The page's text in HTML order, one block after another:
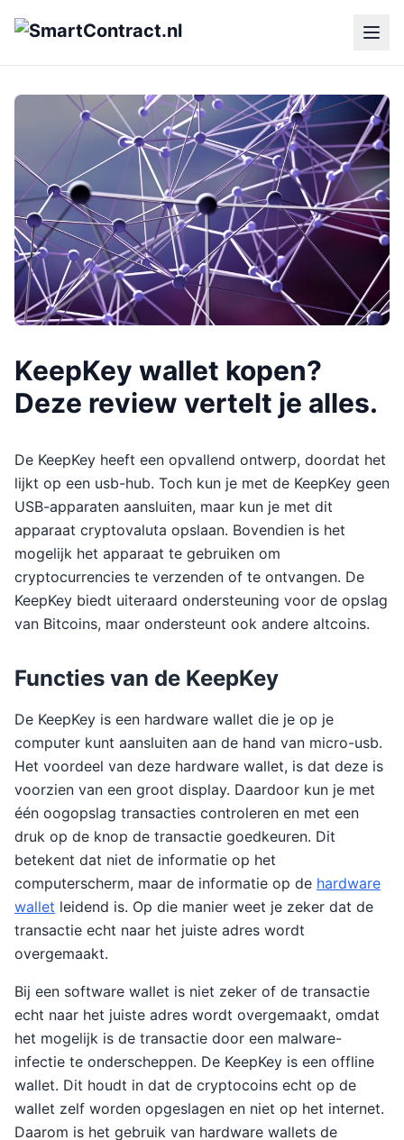
KeepKey wallet kopen?
Deze review vertelt je alles.
De KeepKey heeft een opvallend ontwerp, doordat het
lijkt op een usb-hub. Toch kun je met de KeepKey geen
USB-apparaten aansluiten, maar kun je met dit
apparaat cryptovaluta opslaan. Bovendien is het
mogelijk het apparaat te gebruiken om
cryptocurrencies te verzenden of te ontvangen. De
KeepKey biedt uiteraard ondersteuning voor de opslag
van Bitcoins, maar ondersteunt ook andere altcoins.
Functies van de KeepKey
De KeepKey is een hardware wallet die je op je
computer kunt aansluiten aan de hand van micro-usb.
Het voordeel van deze hardware wallet, is dat deze is
voorzien van een groot display. Daardoor kun je met
één oogopslag transacties controleren en met een
druk op de knop de transactie goedkeuren. Dit
betekent dat niet de informatie op het
computerscherm, maar de informatie op de hardware
wallet leidend is. Op die manier weet je zeker dat de
transactie echt naar het juiste adres wordt
overgemaakt.
Bij een software wallet is niet zeker of de transactie
echt naar het juiste adres wordt overgemaakt, omdat
het mogelijk is de transactie door een malware-
infectie te onderscheppen. De KeepKey is een offline
wallet. Dit houdt in dat de cryptocoins echt op de
wallet zelf worden opgeslagen en niet op het internet.
Daarom is het gebruik van hardware wallets de